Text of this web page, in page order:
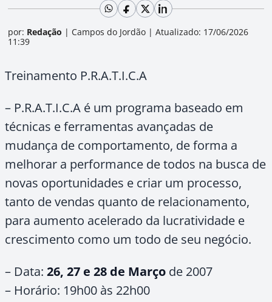
por: Redação | Campos do Jordão | Atualizado: 17/06/2026
11:39
Treinamento P.R.A.T.I.C.A
– P.R.A.T.I.C.A é um programa baseado em
técnicas e ferramentas avançadas de
mudança de comportamento, de forma a
melhorar a performance de todos na busca de
novas oportunidades e criar um processo,
tanto de vendas quanto de relacionamento,
para aumento acelerado da lucratividade e
crescimento como um todo de seu negócio.
– Data: 26, 27 e 28 de Março de 2007
– Horário: 19h00 às 22h00